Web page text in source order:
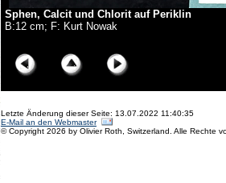
Sphen, Calcit und Chlorit auf Periklin
B:12 cm; F: Kurt Nowak
Letzte Änderung dieser Seite: 13.07.2022 11:40:35
E-Mail an den Webmaster
© Copyright 2026 by Olivier Roth, Switzerland. Alle Rechte